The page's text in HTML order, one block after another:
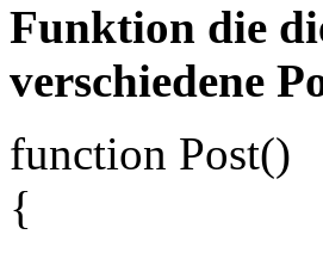
Funktion die
verschiedene
function Post()
{